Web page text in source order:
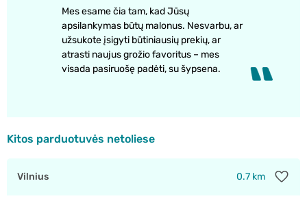
Mes esame čia tam, kad Jūsų
apsilankymas būtų malonus. Nesvarbu, ar
užsukote įsigyti būtiniausių prekių, ar
atrasti naujus grožio favoritus – mes
visada pasiruošę padėti, su šypsena.
Kitos parduotuvės netoliese
Vilnius 0.7 km